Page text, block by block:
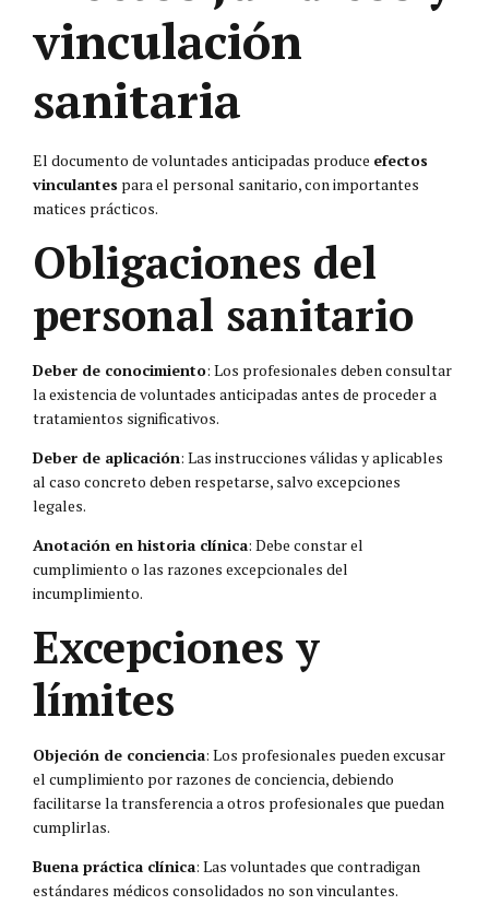
vinculación
sanitaria
El documento de voluntades anticipadas produce efectos
vinculantes para el personal sanitario, con importantes
matices prácticos.
Obligaciones del
personal sanitario
Deber de conocimiento: Los profesionales deben consultar
la existencia de voluntades anticipadas antes de proceder a
tratamientos significativos.
Deber de aplicación: Las instrucciones válidas y aplicables
al caso concreto deben respetarse, salvo excepciones
legales.
Anotación en historia clínica: Debe constar el
cumplimiento o las razones excepcionales del
incumplimiento.
Excepciones y
límites
Objeción de conciencia: Los profesionales pueden excusar
el cumplimiento por razones de conciencia, debiendo
facilitarse la transferencia a otros profesionales que puedan
cumplirlas.
Buena práctica clínica: Las voluntades que contradigan
estándares médicos consolidados no son vinculantes.